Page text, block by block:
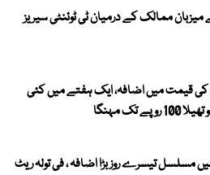
کپ 2027 کے میزبان ممالک کے درمیان ٹی ٹوئنٹی سیریز
کی قیمت میں اضافہ، ایک ہفتے میں کئی
مسلسل تیسرے روز بڑا اضافہ ، فی تولہ ریٹ